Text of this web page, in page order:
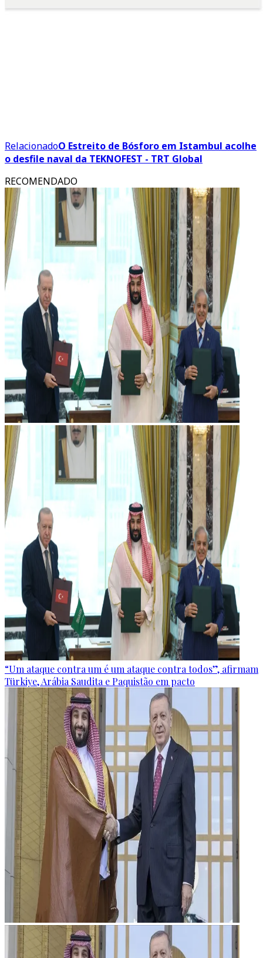
RelacionadoO Estreito de Bósforo em Istambul acolhe
o desfile naval da TEKNOFEST - TRT Global
RECOMENDADO
“Um ataque contra um é um ataque contra todos”, afirmam
Türkiye, Arábia Saudita e Paquistão em pacto